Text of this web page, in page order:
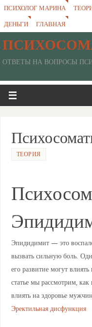
ПСИХОЛОГ МАРИНА
ДЕНЬГИ
ГЛАВНАЯ
ОТВЕТЫ НА ВОПРОСЫ
ТЕОРИЯ
Эпидидимит — это
вызвать сильную боль.
его развитие могут
статье мы рассмотрим,
влиять на здоровье
Эректильная дисфункция